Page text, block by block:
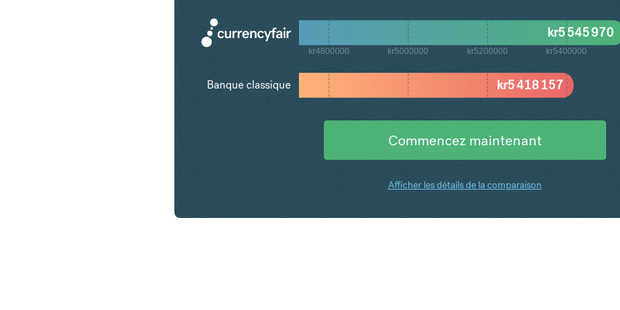
kr4800000 kr5000000 kr5200000 kr5400000
kr5 418 157
kr5 545 970
Banque classique
Commencez maintenant
Afficher les détails de la comparaison